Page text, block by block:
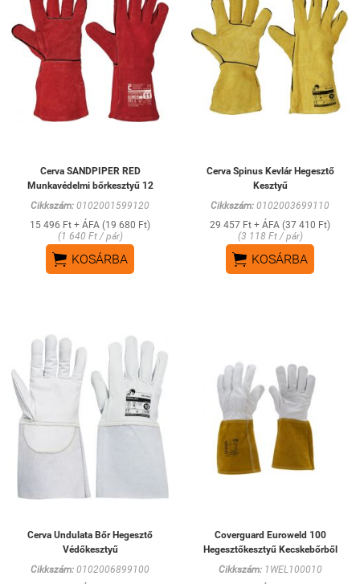
Cerva SANDPIPER RED
Munkavédelmi bőrkesztyű 12
Cikkszám: 0102001599120
15 496 Ft + ÁFA (19 680 Ft)
(1 640 Ft / pár)
 KOSÁRBA
Cerva Spinus Kevlár Hegesztő
Kesztyű
Cikkszám: 0102003699110
29 457 Ft + ÁFA (37 410 Ft)
(3 118 Ft / pár)
 KOSÁRBA
Cerva Undulata Bőr Hegesztő
Védőkesztyű
Cikkszám: 0102006899100
Coverguard Euroweld 100
Hegesztőkesztyű Kecskebőrből
Cikkszám:1WEL100010